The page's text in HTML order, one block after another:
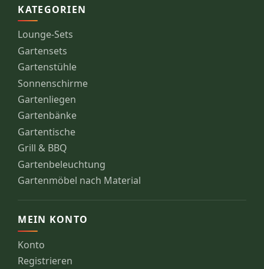
KATEGORIEN
Lounge-Sets
Gartensets
Gartenstühle
Sonnenschirme
Gartenliegen
Gartenbänke
Gartentische
Grill & BBQ
Gartenbeleuchtung
Gartenmöbel nach Material
MEIN KONTO
Konto
Registrieren